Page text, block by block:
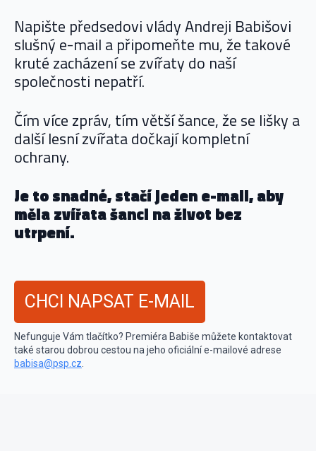
Napište předsedovi vlády Andreji Babišovi
slušný e-mail a připomeňte mu, že takové
kruté zacházení se zvířaty do naší
společnosti nepatří.
Čím více zpráv, tím větší šance, že se lišky a
další lesní zvířata dočkají kompletní
ochrany.
Je to snadné, stačí jeden e-mail, aby
měla zvířata šanci na život bez
utrpení.
CHCI NAPSAT E-MAIL
Nefunguje Vám tlačítko? Premiéra Babiše můžete kontaktovat
také starou dobrou cestou na jeho oficiální e-mailové adrese
babisa@psp.cz.